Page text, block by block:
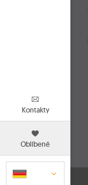
Kontakty
Oblíbené